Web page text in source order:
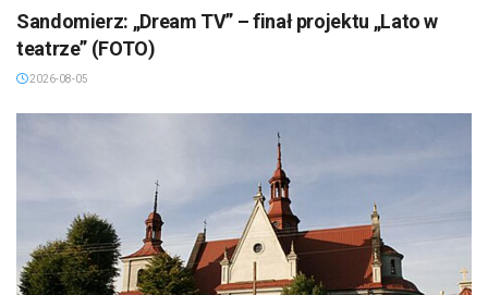
Sandomierz: „Dream TV” – finał projektu „Lato w
teatrze” (FOTO)
2026-08-05